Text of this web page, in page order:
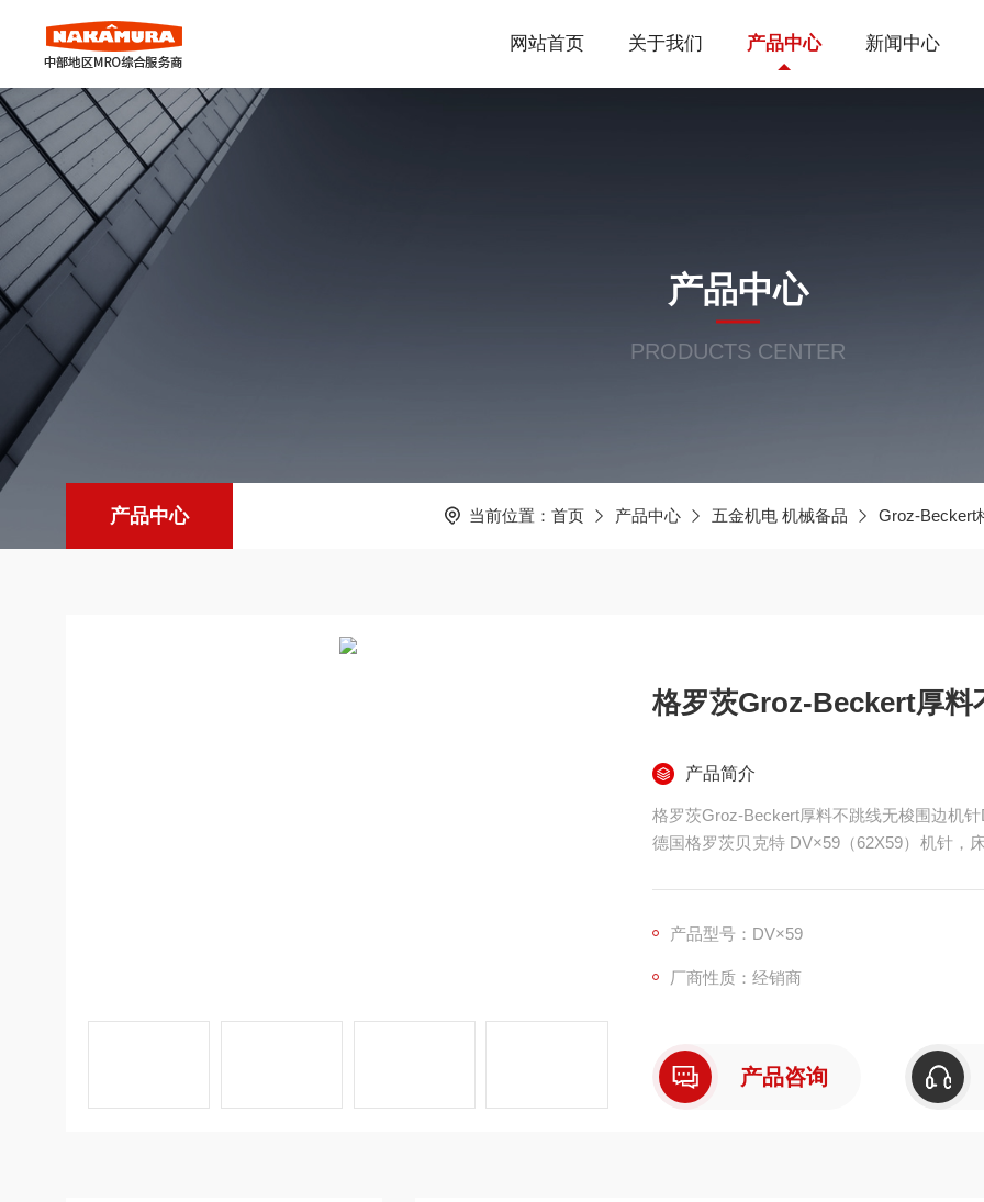
网站首页 关于我们 产品中心 新闻中心
产品中心
PRODUCTS CENTER
产品中心 当前位置： 首页 产品中心 五金机电 机械备品 Groz-Beckert
格罗茨Groz-Beckert厚料
产品简介
格罗茨Groz-Beckert厚料不跳线无梭围边机
德国格罗茨贝克特 DV×59（62X59）机针，
产品型号：DV×59
厂商性质：经销商
产品咨询